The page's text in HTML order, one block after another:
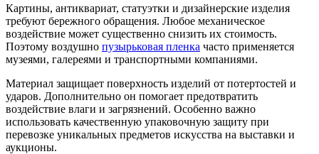
Картины, антиквариат, статуэтки и дизайнерские изделия
требуют бережного обращения. Любое механическое
воздействие может существенно снизить их стоимость.
Поэтому воздушно пузырьковая пленка часто применяется
музеями, галереями и транспортными компаниями.
Материал защищает поверхность изделий от потертостей и
ударов. Дополнительно он помогает предотвратить
воздействие влаги и загрязнений. Особенно важно
использовать качественную упаковочную защиту при
перевозке уникальных предметов искусства на выставки и
аукционы.